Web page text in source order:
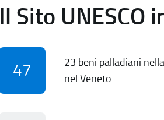
Il Sito UNESCO
47
23 beni palladiani
nel Veneto